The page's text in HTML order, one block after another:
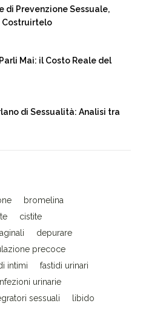
di Prevenzione Sessuale,
Costruirtelo
Mai: il Costo Reale del
di Sessualità: Analisi tra
bromelina
cistite
depurare
precoce
intimi
fastidi urinari
urinarie
sessuali
libido